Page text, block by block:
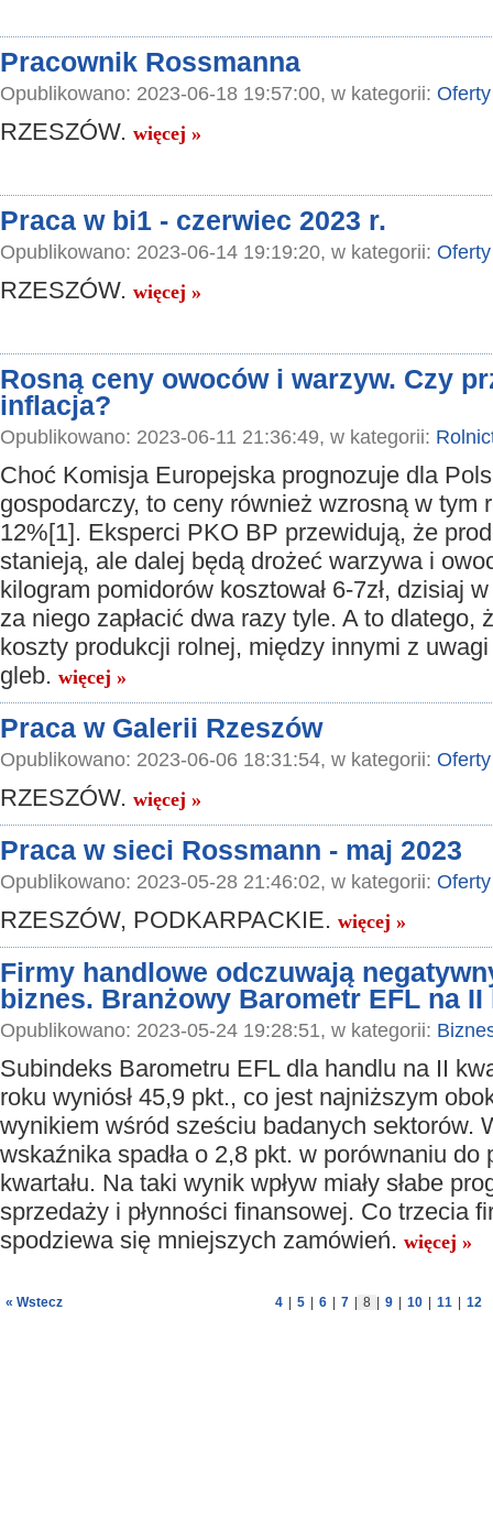
Pracownik Rossmanna
Opublikowano: 2023-06-18 19:57:00, w kategorii:
RZESZÓW. więcej »
Praca w bi1 - czerwiec 2023 r.
Opublikowano: 2023-06-14 19:19:20, w kategorii:
RZESZÓW. więcej »
Rosną ceny owoców i warzyw. Czy
inflacja?
Opublikowano: 2023-06-11 21:36:49, w kategorii:
Choć Komisja Europejska prognozuje dla
gospodarczy, to ceny również wzrosną w tym
12%[1]. Eksperci PKO BP przewidują, że
stanieją, ale dalej będą drożeć warzywa i
kilogram pomidorów kosztował 6-7zł, dzisiaj
za niego zapłacić dwa razy tyle. A to dlatego,
koszty produkcji rolnej, między innymi z
gleb. więcej »
Praca w Galerii Rzeszów
Opublikowano: 2023-06-06 18:31:54, w kategorii:
RZESZÓW. więcej »
Praca w sieci Rossmann - maj 2023
Opublikowano: 2023-05-28 21:46:02, w kategorii:
RZESZÓW, PODKARPACKIE. więcej »
Firmy handlowe odczuwają
biznes. Branżowy Barometr EFL na II
Opublikowano: 2023-05-24 19:28:51, w kategorii:
Subindeks Barometru EFL dla handlu na II
roku wyniósł 45,9 pkt., co jest najniższym
wynikiem wśród sześciu badanych sektorów.
wskaźnika spadła o 2,8 pkt. w porównaniu do
kwartału. Na taki wynik wpływ miały słabe
sprzedaży i płynności finansowej. Co trzecia
spodziewa się mniejszych zamówień. więcej »
« Wstecz 4 5 6 7 8 9 10 11 12